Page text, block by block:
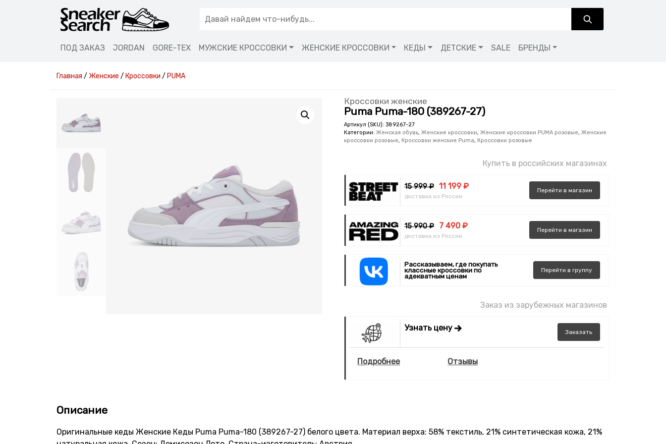
ПОД ЗАКАЗ JORDAN GORE-TEX МУЖСКИЕ КРОССОВКИ ЖЕНСКИЕ КРОССОВКИ КЕДЫ ДЕТСКИЕ SALE БРЕНДЫ
Главная / Женские / Кроссовки / PUMA
Кроссовки женские
Puma Puma-180 (389267-27)
Артикул (SKU):389267-27
Категории:Женская обувь,Женские кроссовки,Женские кроссовки PUMA розовые,Женские
кроссовки розовые, Кроссовки женские Puma, Кроссовки розовые
Купить в российских магазинах
15 999 ₽ 11 199 ₽
доставка из России
Перейти в магазин
15 990 ₽ 7 490 ₽
доставка из России
Перейти в магазин
Рассказываем, где покупать
классные кроссовки по
адекватным ценам
Перейти в группу
Заказ из зарубежных магазинов
Узнать цену Заказать
Подробнее Отзывы
Описание
Оригинальные кеды Женские Кеды Puma Puma-180 (389267-27) белого цвета. Материал верха: 58% текстиль, 21% синтетическая кожа, 21%